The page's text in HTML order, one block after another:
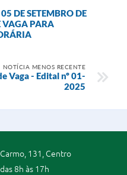
DE SETEMBRO DE
PARA
NOTÍCIA MENOS RECENTE
Vaga - Edital nº 01-
2025
131, Centro
8h às 17h